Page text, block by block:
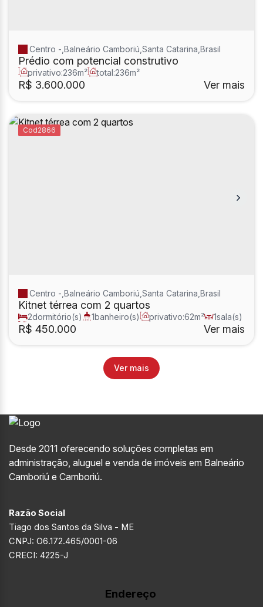
Prédio com potencial construtivo
R$ 3.600.000
Centro Balneário Camboriú Santa Catarina Brasil
privativo:236m² total:236m²
Ver mais
2866
Kitnet térrea com 2 quartos
R$ 450.000
Centro Balneário Camboriú Santa Catarina Brasil
2dormitório(s) 1banheiro(s) privativo:62m² 1sala(s)
total:62m² Ver mais
Desde 2011 oferecendo soluções completas em
administração, aluguel e venda de imóveis em Balneário
Camboriú e Camboriú.
Razão Social
Tiago dos Santos da Silva - ME
CNPJ: O6.172.465/0001-06
CRECI: 4225-J
Endereço